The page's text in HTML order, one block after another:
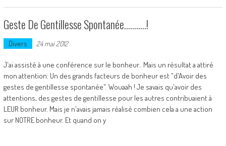
Geste De Gentillesse Spontanée………..!
Divers 24 mai 2012
J'ai assisté à une conférence sur le bonheur.. Mais un résultat a attiré
mon attention: Un des grands facteurs de bonheur est "d'Avoir des
gestes de gentillesse spontanée". Wouaah ! Je savais qu'avoir des
attentions, des gestes de gentillesse pour les autres contribuaient à
LEUR bonheur. Mais je n'avais jamais réalisé combien cela a une action
sur NOTRE bonheur. Et quand on y